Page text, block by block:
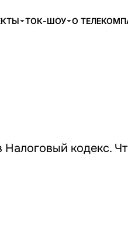
ТОК-ШОУ О
Налоговый кодекс.